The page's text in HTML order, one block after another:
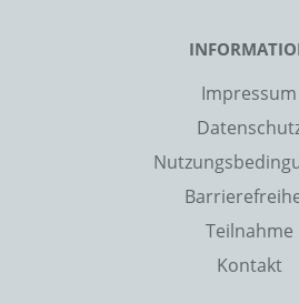
Impressum
Teilnahme
Kontakt